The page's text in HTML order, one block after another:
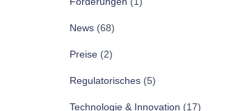
News(68)
Preise(2)
Regulatorisches(5)
Technologie & Innovation (17)